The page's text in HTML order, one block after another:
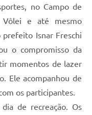
no Campo de
Vôlei e até mesmo
prefeito Isnar Freschi
o compromisso da
momentos de lazer
Ele acompanhou de
os participantes.
de recreação. Os